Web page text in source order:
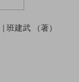
| 班建武 （著）